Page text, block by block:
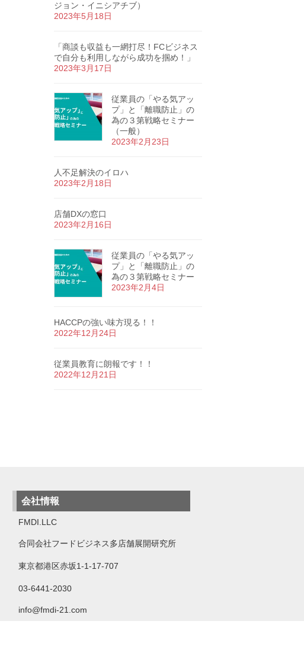
ジョン・イニシアチブ）
2023年5月18日
「商談も収益も一網打尽！FCビジネス
で自分も利用しながら成功を掴め！」
2023年3月17日
従業員の「やる気アッ
プ」と「離職防止」の
為の３第戦略セミナー
（一般）
2023年2月23日
人不足解決のイロハ
2023年2月18日
店舗DXの窓口
2023年2月16日
従業員の「やる気アッ
プ」と「離職防止」の
為の３第戦略セミナー
2023年2月4日
HACCPの強い味方現る！！
2022年12月24日
従業員教育に朗報です！！
2022年12月21日
会社情報
FMDI.LLC
合同会社フードビジネス多店舗展開研究所
東京都港区赤坂1-1-17-707
03-6441-2030
info@fmdi-21.com